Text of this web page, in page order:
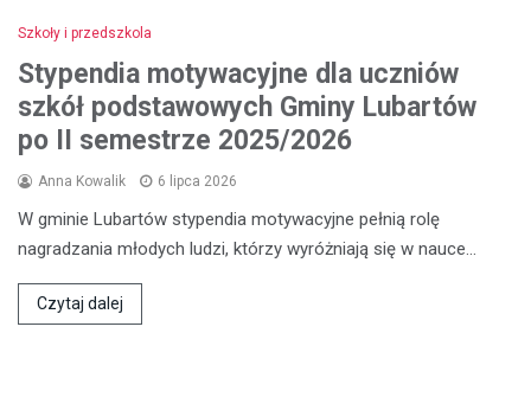
Szkoły i przedszkola
Stypendia motywacyjne dla uczniów
szkół podstawowych Gminy Lubartów
po II semestrze 2025/2026
Anna Kowalik 6 lipca 2026
W gminie Lubartów stypendia motywacyjne pełnią rolę
nagradzania młodych ludzi, którzy wyróżniają się w nauce…
Czytaj dalej